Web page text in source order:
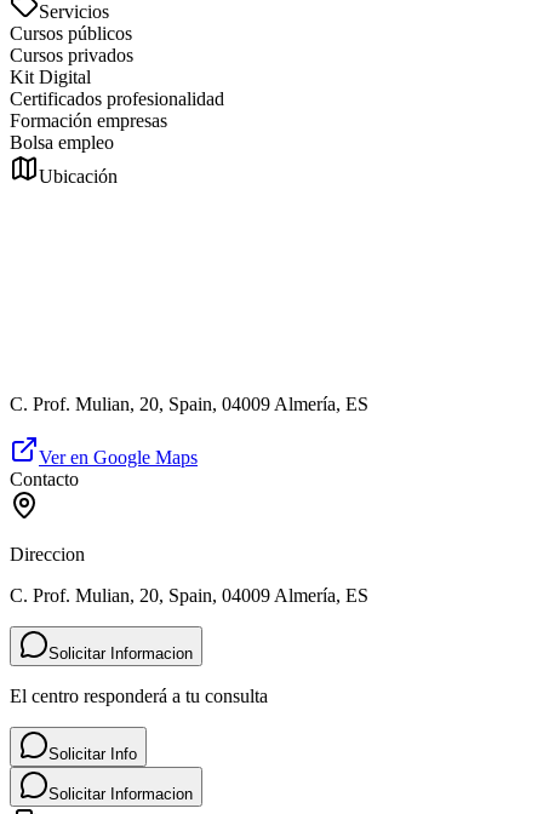
Servicios
Cursos públicos
Cursos privados
Kit Digital
Certificados profesionalidad
Formación empresas
Bolsa empleo
Ubicación
C. Prof. Mulian, 20, Spain, 04009 Almería, ES
Ver en Google Maps
Contacto
Direccion
C. Prof. Mulian, 20, Spain, 04009 Almería, ES
Solicitar Informacion
El centro responderá a tu consulta
Solicitar Info
Solicitar Informacion